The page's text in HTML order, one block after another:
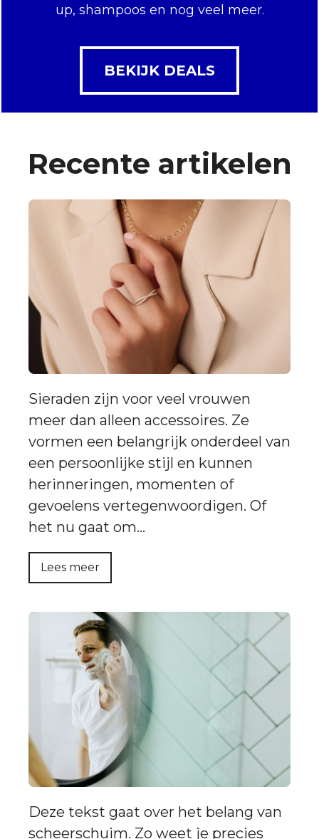
up, shampoos en nog veel meer.
BEKIJK DEALS
Recente artikelen
Sieraden zijn voor veel vrouwen
meer dan alleen accessoires. Ze
vormen een belangrijk onderdeel van
een persoonlijke stijl en kunnen
herinneringen, momenten of
gevoelens vertegenwoordigen. Of
het nu gaat om…
Lees meer
Deze tekst gaat over het belang van
scheerschuim. Zo weet je precies